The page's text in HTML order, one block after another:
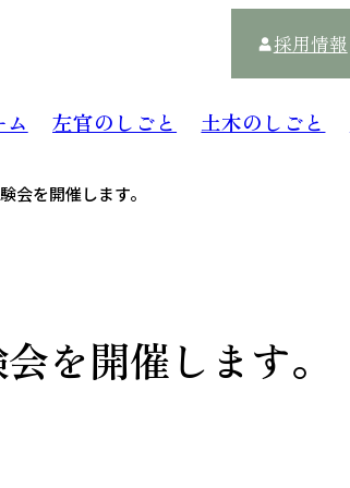
採用情報
ム 左官のしごと 土木のしごと
会を開催します。
を開催します。